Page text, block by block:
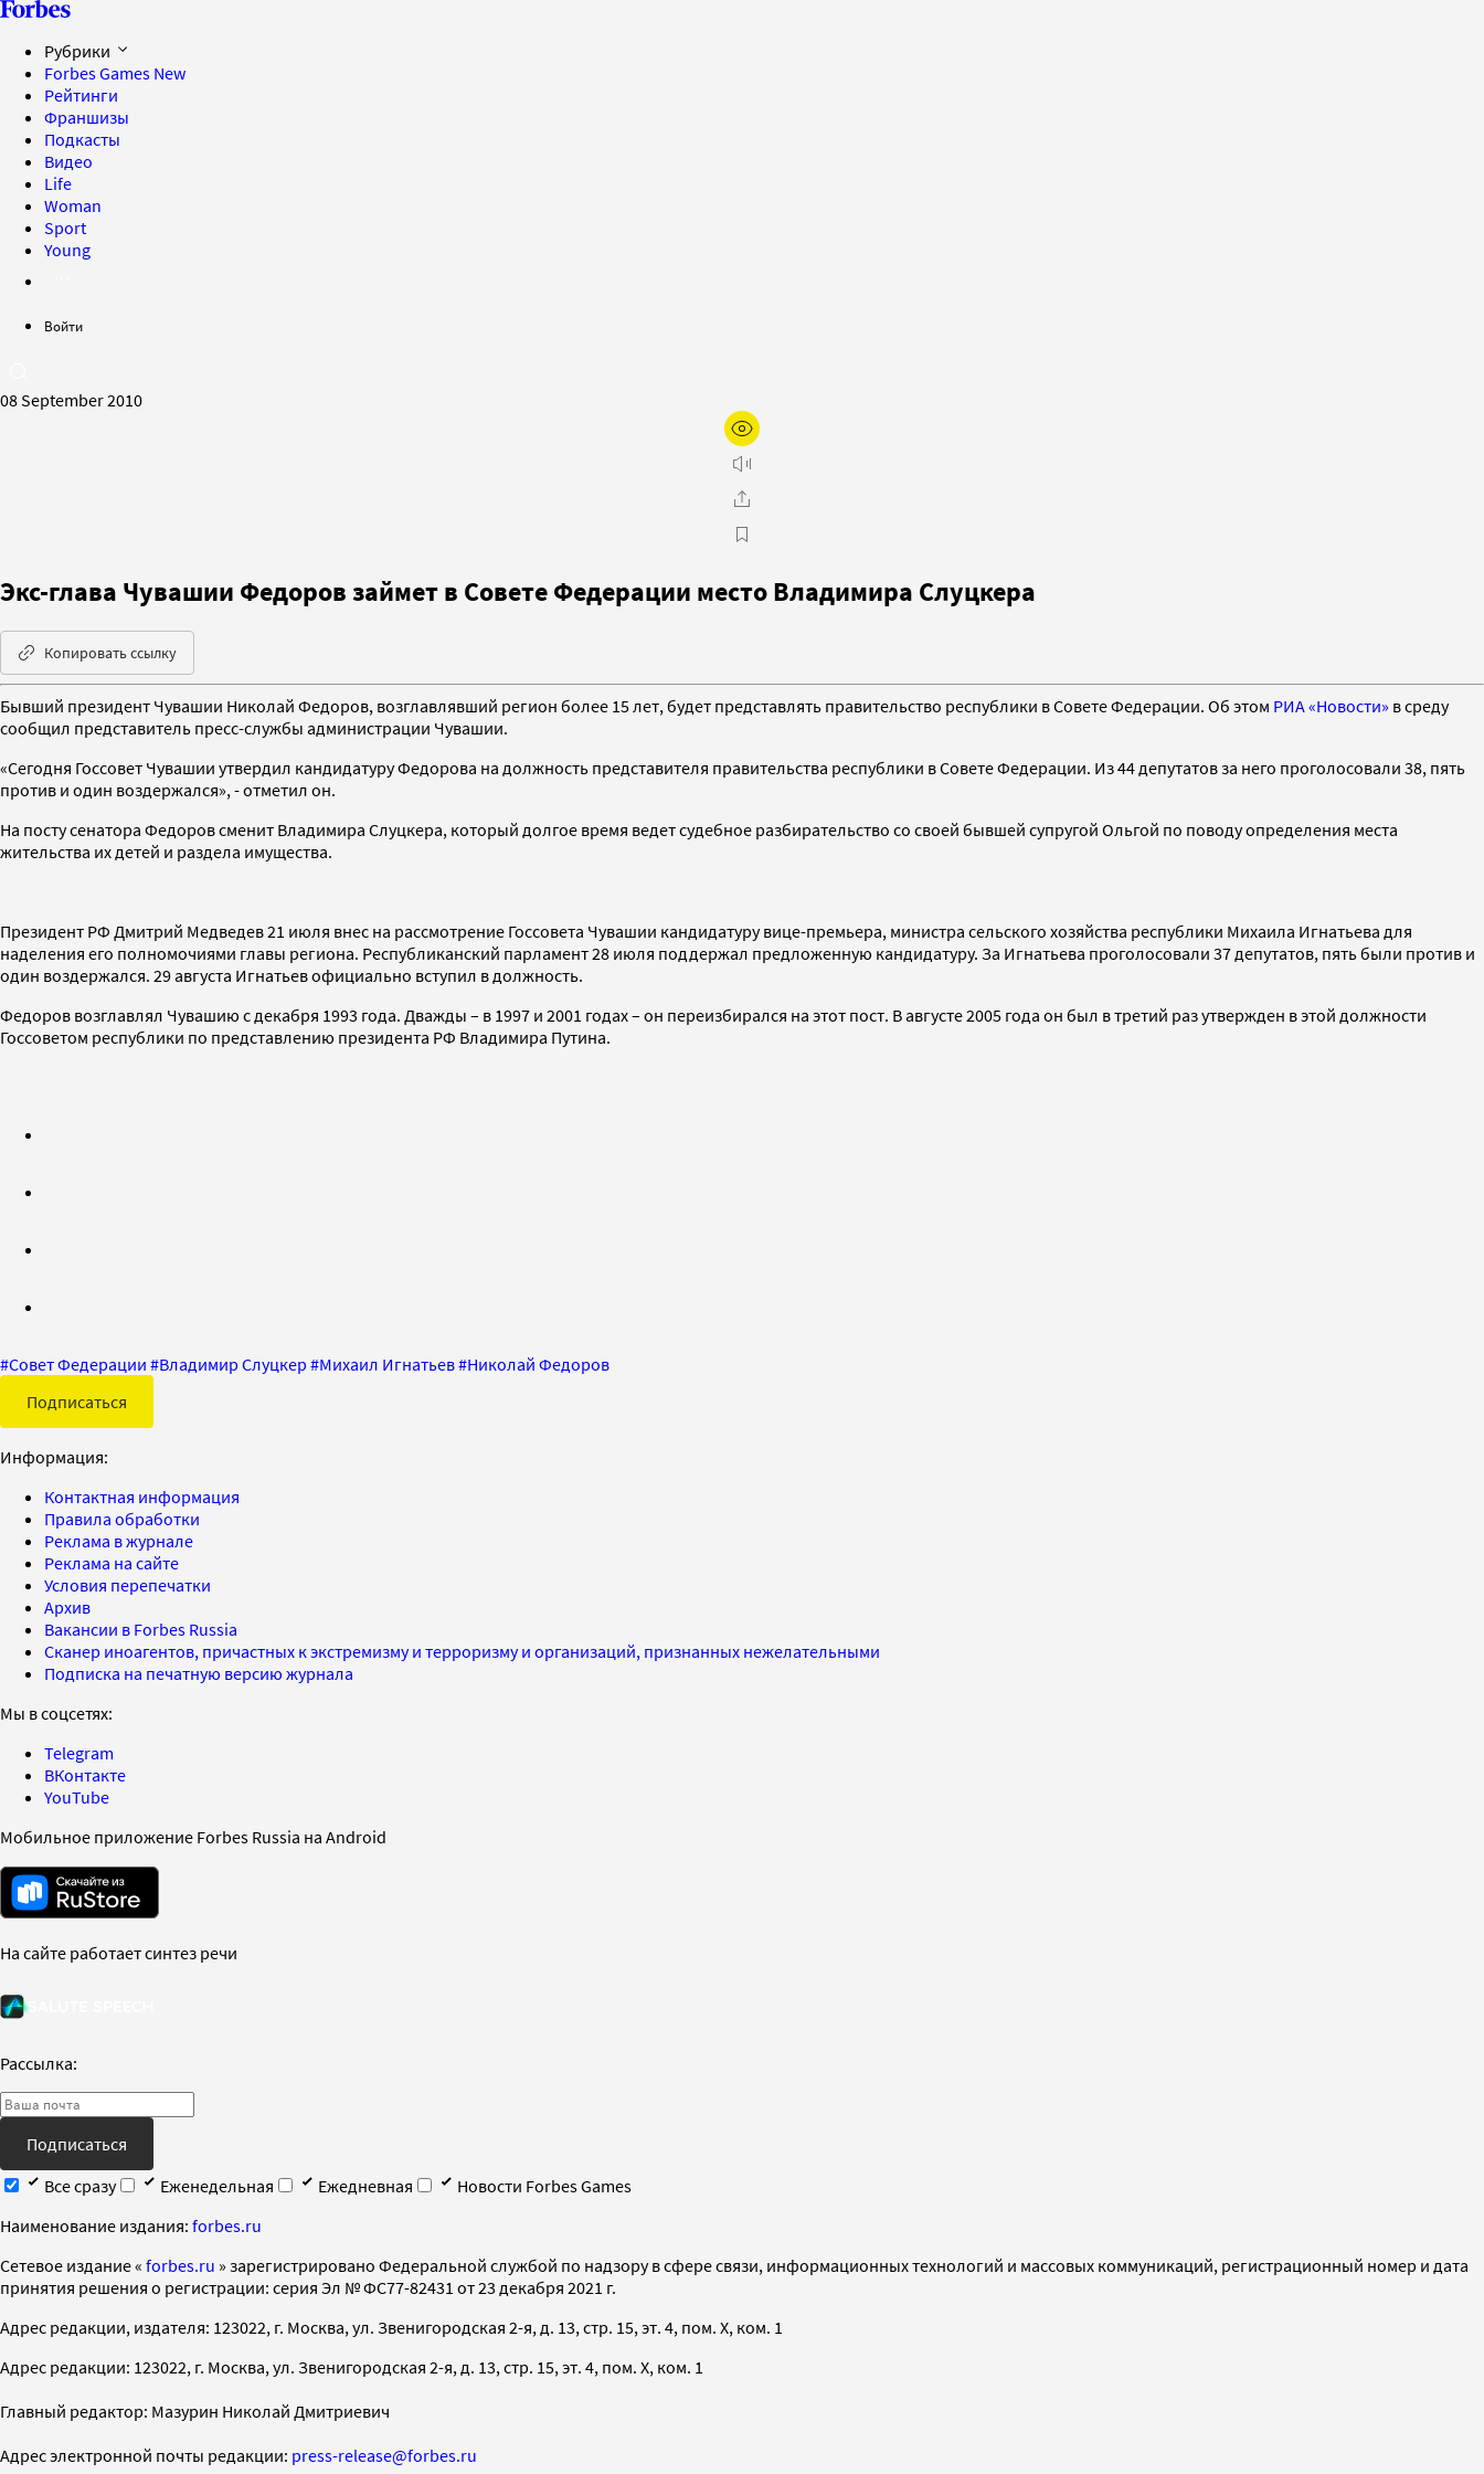
Рубрики
Forbes Games New
Рейтинги
Франшизы
Подкасты
Видео
Life
Woman
Sport
Young
Войти
08 September 2010
Экс-глава Чувашии Федоров займет в Совете Федерации место Владимира Слуцкера
Копировать ссылку
Бывший президент Чувашии Николай Федоров, возглавлявший регион более 15 лет, будет представлять правительство республики в Совете Федерации. Об этом РИА «Новости» в среду
сообщил представитель пресс-службы администрации Чувашии.
«Сегодня Госсовет Чувашии утвердил кандидатуру Федорова на должность представителя правительства республики в Совете Федерации. Из 44 депутатов за него проголосовали 38, пять
против и один воздержался», - отметил он.
На посту сенатора Федоров сменит Владимира Слуцкера, который долгое время ведет судебное разбирательство со своей бывшей супругой Ольгой по поводу определения места
жительства их детей и раздела имущества.
Президент РФ Дмитрий Медведев 21 июля внес на рассмотрение Госсовета Чувашии кандидатуру вице-премьера, министра сельского хозяйства республики Михаила Игнатьева для
наделения его полномочиями главы региона. Республиканский парламент 28 июля поддержал предложенную кандидатуру. За Игнатьева проголосовали 37 депутатов, пять были против и
один воздержался. 29 августа Игнатьев официально вступил в должность.
Федоров возглавлял Чувашию с декабря 1993 года. Дважды – в 1997 и 2001 годах – он переизбирался на этот пост. В августе 2005 года он был в третий раз утвержден в этой должности
Госсоветом республики по представлению президента РФ Владимира Путина.
#Совет Федерации #Владимир Слуцкер #Михаил Игнатьев#Николай Федоров
Подписаться
Информация:
Контактная информация
Правила обработки
Реклама в журнале
Реклама на сайте
Условия перепечатки
Архив
Вакансии в Forbes Russia
Сканер иноагентов, причастных к экстремизму и терроризму и организаций, признанных нежелательными
Подписка на печатную версию журнала
Мы в соцсетях:
Telegram
ВКонтакте
YouTube
Мобильное приложение Forbes Russia на Android
На сайте работает синтез речи
Рассылка:
Подписаться
Все сразу
Еженедельная Ежедневная
Новости Forbes Games
Наименование издания: forbes.ru
Cетевое издание « forbes.ru » зарегистрировано Федеральной службой по надзору в сфере связи, информационных технологий и массовых коммуникаций, регистрационный номер и дата
принятия решения о регистрации: серия Эл № ФС77-82431 от 23 декабря 2021 г.
Адрес редакции, издателя: 123022, г. Москва, ул. Звенигородская 2-я, д. 13, стр. 15, эт. 4, пом. X, ком. 1
Адрес редакции: 123022, г. Москва, ул. Звенигородская 2-я, д. 13, стр. 15, эт. 4, пом. X, ком. 1
Главный редактор: Мазурин Николай Дмитриевич
Адрес электронной почты редакции: press-release@forbes.ru